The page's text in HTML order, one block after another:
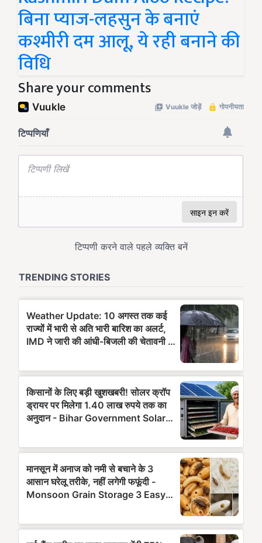
बिना प्याज-लहसुन के बनाएं
कश्मीरी दम आलू, ये रही बनाने की
विधि
Share your comments